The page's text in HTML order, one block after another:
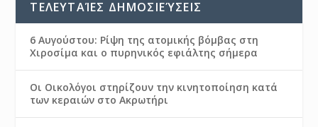
ΤΕΛΕΥΤΑΊΕΣ ΔΗΜΟΣΙΕΎΣΕΙΣ
6 Αυγούστου: Ρίψη της ατομικής βόμβας στη
Χιροσίμα και ο πυρηνικός εφιάλτης σήμερα
Οι Οικολόγοι στηρίζουν την κινητοποίηση κατά
των κεραιών στο Ακρωτήρι